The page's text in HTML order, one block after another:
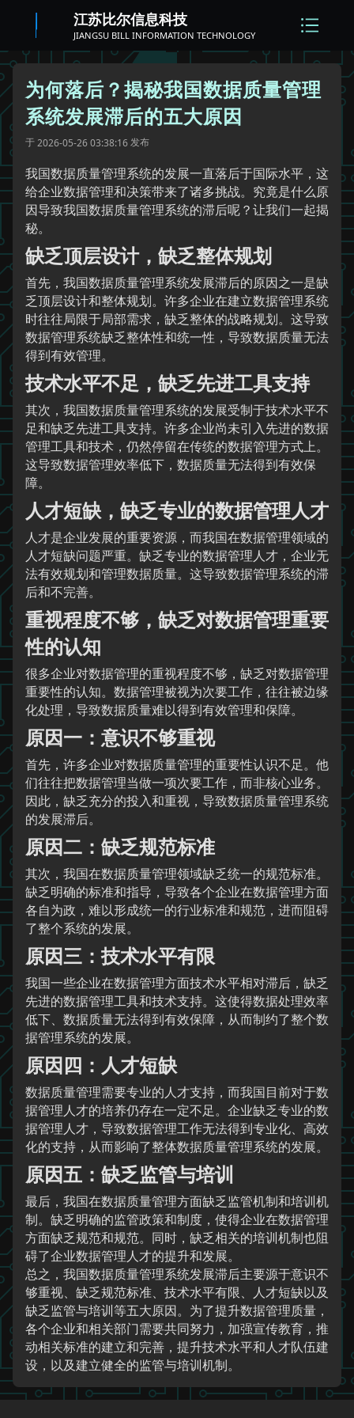
江苏比尔信息科技
JIANGSU BILL INFORMATION TECHNOLOGY
为何落后？揭秘我国数据质量管理
系统发展滞后的五大原因
于2026-05-26 03:38:16发布
我国数据质量管理系统的发展一直落后于国际水平，这
给企业数据管理和决策带来了诸多挑战。究竟是什么原
因导致我国数据质量管理系统的滞后呢？让我们一起揭
秘。
缺乏顶层设计，缺乏整体规划
首先，我国数据质量管理系统发展滞后的原因之一是缺
乏顶层设计和整体规划。许多企业在建立数据管理系统
时往往局限于局部需求，缺乏整体的战略规划。这导致
数据管理系统缺乏整体性和统一性，导致数据质量无法
得到有效管理。
技术水平不足，缺乏先进工具支持
其次，我国数据质量管理系统的发展受制于技术水平不
足和缺乏先进工具支持。许多企业尚未引入先进的数据
管理工具和技术，仍然停留在传统的数据管理方式上。
这导致数据管理效率低下，数据质量无法得到有效保
障。
人才短缺，缺乏专业的数据管理人才
人才是企业发展的重要资源，而我国在数据管理领域的
人才短缺问题严重。缺乏专业的数据管理人才，企业无
法有效规划和管理数据质量。这导致数据管理系统的滞
后和不完善。
重视程度不够，缺乏对数据管理重要
性的认知
很多企业对数据管理的重视程度不够，缺乏对数据管理
重要性的认知。数据管理被视为次要工作，往往被边缘
化处理，导致数据质量难以得到有效管理和保障。
原因一：意识不够重视
首先，许多企业对数据质量管理的重要性认识不足。他
们往往把数据管理当做一项次要工作，而非核心业务。
因此，缺乏充分的投入和重视，导致数据质量管理系统
的发展滞后。
原因二：缺乏规范标准
其次，我国在数据质量管理领域缺乏统一的规范标准。
缺乏明确的标准和指导，导致各个企业在数据管理方面
各自为政，难以形成统一的行业标准和规范，进而阻碍
了整个系统的发展。
原因三：技术水平有限
我国一些企业在数据管理方面技术水平相对滞后，缺乏
先进的数据管理工具和技术支持。这使得数据处理效率
低下、数据质量无法得到有效保障，从而制约了整个数
据管理系统的发展。
原因四：人才短缺
数据质量管理需要专业的人才支持，而我国目前对于数
据管理人才的培养仍存在一定不足。企业缺乏专业的数
据管理人才，导致数据管理工作无法得到专业化、高效
化的支持，从而影响了整体数据质量管理系统的发展。
原因五：缺乏监管与培训
最后，我国在数据质量管理方面缺乏监管机制和培训机
制。缺乏明确的监管政策和制度，使得企业在数据管理
方面缺乏规范和规范。同时，缺乏相关的培训机制也阻
碍了企业数据管理人才的提升和发展。
总之，我国数据质量管理系统发展滞后主要源于意识不
够重视、缺乏规范标准、技术水平有限、人才短缺以及
缺乏监管与培训等五大原因。为了提升数据管理质量，
各个企业和相关部门需要共同努力，加强宣传教育，推
动相关标准的建立和完善，提升技术水平和人才队伍建
设，以及建立健全的监管与培训机制。